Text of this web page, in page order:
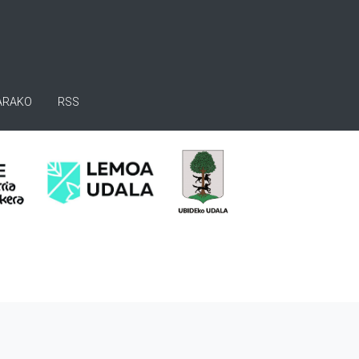
RSS